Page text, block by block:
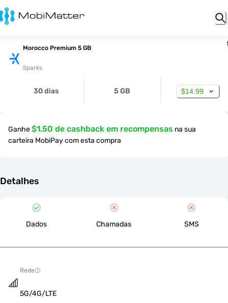
Morocco Premium 5 GB
Sparks
30 dias 5 GB $14.99
Ganhe$1.50 de cashback em recompensas na sua
carteira MobiPay com esta compra
Detalhes
Dados Chamadas SMS
Rede
5G/4G/LTE